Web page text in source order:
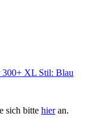
300+ XL Stil: Blau
sich bitte hieran.